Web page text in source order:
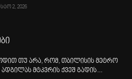
2, 2026
თუ არა, რომ, თბილისის მეტრო
ადგილას მტკვრის ქვეშ გადის…